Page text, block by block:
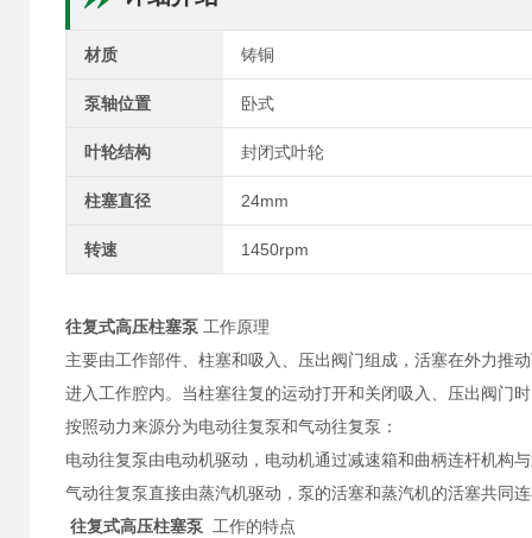
材质 铸铜
泵轴位置 卧式
叶轮结构 封闭式叶轮
柱塞直径 24mm
转速 1450rpm
往复式高压柱塞泵 工作原理
主要由工作部件、柱塞和吸入、压出阀门组成，活塞在外力推
进入工作腔内。当柱塞往复的运动打开和关闭吸入、压出阀门
按照动力来源分为电动往复泵和气动往复泵：
电动往复泵由电动机驱动，电动机通过减速箱和曲柄连杆机构
气动往复泵直接由蒸汽机驱动，泵的活塞和蒸汽机的活塞共同
往复式高压柱塞泵 工作的特点